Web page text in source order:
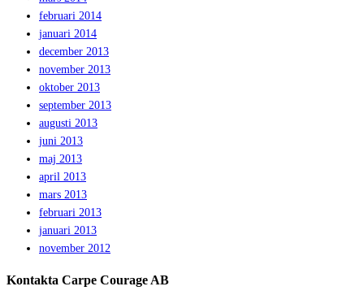
februari 2014
januari 2014
december 2013
november 2013
oktober 2013
september 2013
augusti 2013
juni 2013
maj 2013
april 2013
mars 2013
februari 2013
januari 2013
november 2012
Kontakta Carpe Courage AB